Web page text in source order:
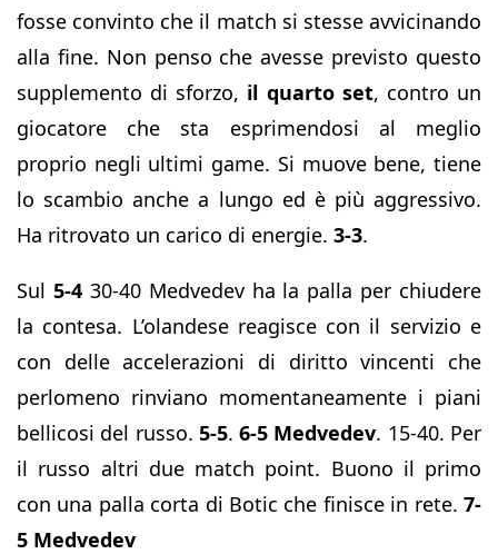
fosse convinto che il match si stesse avvicinando
alla fine. Non penso che avesse previsto questo
supplemento di sforzo, il quarto set, contro un
giocatore che sta esprimendosi al meglio
proprio negli ultimi game. Si muove bene, tiene
lo scambio anche a lungo ed è più aggressivo.
Ha ritrovato un carico di energie. 3-3.
Sul 5-430-40 Medvedev ha la palla per chiudere
la contesa. L’olandese reagisce con il servizio e
con delle accelerazioni di diritto vincenti che
perlomeno rinviano momentaneamente i piani
bellicosi del russo. 5-5.6-5 Medvedev. 15-40. Per
il russo altri due match point. Buono il primo
con una palla corta di Botic che finisce in rete. 7-
5 Medvedev